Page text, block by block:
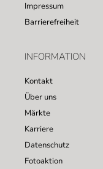
Impressum
Barrierefreiheit
INFORMATION
Kontakt
Über uns
Märkte
Karriere
Datenschutz
Fotoaktion